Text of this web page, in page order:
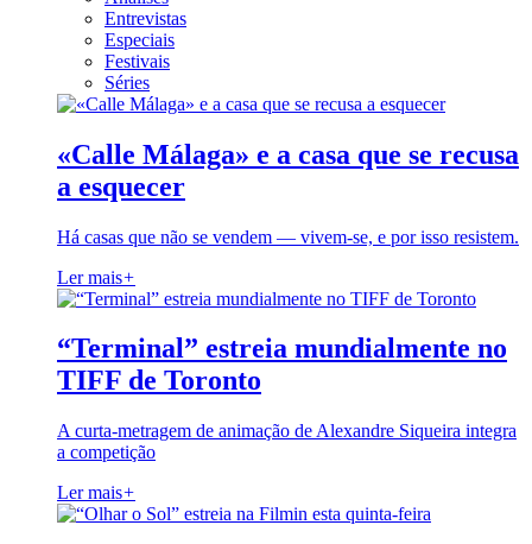
Entrevistas
Especiais
Festivais
Séries
«Calle Málaga» e a casa que se recusa
a esquecer
Há casas que não se vendem — vivem-se, e por isso resistem.
Ler mais+
“Terminal” estreia mundialmente no
TIFF de Toronto
A curta-metragem de animação de Alexandre Siqueira integra
a competição
Ler mais+